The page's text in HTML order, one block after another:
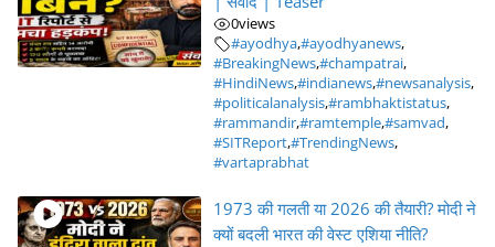
0views
#ayodhya,#ayodhyanews,
#BreakingNews,#champatrai,
#HindiNews,#indianews,#newsanalysis,
#politicalanalysis,#rambhaktistatus,
#rammandir,#ramtemple,#samvad,
#SITReport,#TrendingNews,
#vartaprabhat
1973 की गलती या 2026 की तैयारी? मोदी ने
क्यों बदली भारत की वेस्ट एशिया नीति?